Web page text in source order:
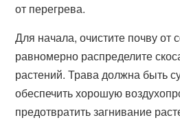
от перегрева.
Для начала, очистите почву от
равномерно распределите
растений. Трава должна быть
обеспечить хорошую
предотвратить загнивание